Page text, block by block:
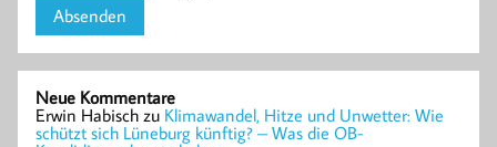
Neue Kommentare
Erwin Habisch zu Klimawandel, Hitze und Unwetter: Wie
schützt sich Lüneburg künftig? – Was die OB-